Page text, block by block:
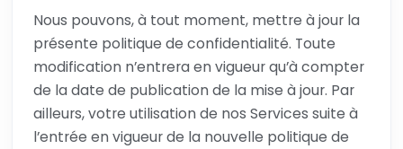
Nous pouvons, à tout moment, mettre à jour la
présente politique de confidentialité. Toute
modification n’entrera en vigueur qu’à compter
de la date de publication de la mise à jour. Par
ailleurs, votre utilisation de nos Services suite à
l’entrée en vigueur de la nouvelle politique de